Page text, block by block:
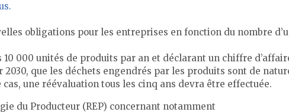
obligations pour les entreprises en fonction du nombre
000 unités de produits par an et déclarant un chiffre
que les déchets engendrés par les produits sont de
une réévaluation tous les cinq ans devra être effectuée.
du Producteur (REP) concernant notamment